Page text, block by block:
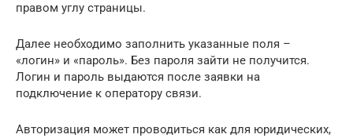
правом углу страницы.
Далее необходимо заполнить указанные поля –
«логин» и «пароль». Без пароля зайти не получится.
Логин и пароль выдаются после заявки на
подключение к оператору связи.
Авторизация может проводиться как для юридических,